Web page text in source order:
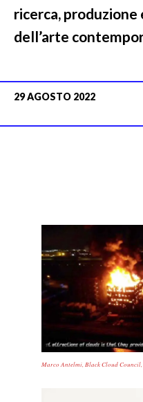
ricerca, produzione
dell’arte
29 AGOSTO 2022
Marco Antelmi, Black Cloud